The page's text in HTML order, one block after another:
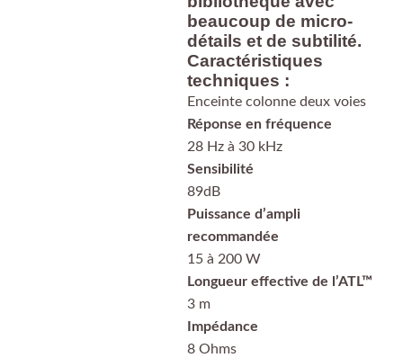
beaucoup de micro-
détails et de subtilité.
Caractéristiques
techniques :
Enceinte colonne deux voies
Réponse en fréquence
28 Hz à 30 kHz
Sensibilité
89dB
Puissance d’ampli
recommandée
15 à 200 W
Longueur effective de l’ATL™
3 m
Impédance
8 Ohms